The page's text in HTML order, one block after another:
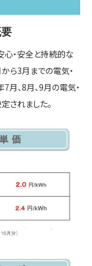
・安全と持続的な
ら3月までの電気・
月、8月、9月の電気・
されました。